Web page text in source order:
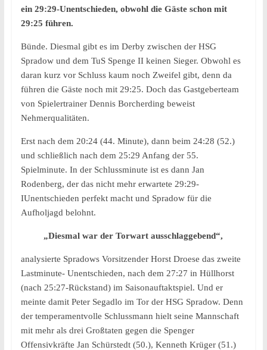
ein 29:29-Unentschieden, obwohl die Gäste schon mit
29:25 führen.
Bünde. Diesmal gibt es im Derby zwischen der HSG
Spradow und dem TuS Spenge II keinen Sieger. Obwohl es
daran kurz vor Schluss kaum noch Zweifel gibt, denn da
führen die Gäste noch mit 29:25. Doch das Gastgeberteam
von Spielertrainer Dennis Borcherding beweist
Nehmerqualitäten.
Erst nach dem 20:24 (44. Minute), dann beim 24:28 (52.)
und schließlich nach dem 25:29 Anfang der 55.
Spielminute. In der Schlussminute ist es dann Jan
Rodenberg, der das nicht mehr erwartete 29:29-
IUnentschieden perfekt macht und Spradow für die
Aufholjagd belohnt.
„Diesmal war der Torwart ausschlaggebend“,
analysierte Spradows Vorsitzender Horst Droese das zweite
Lastminute- Unentschieden, nach dem 27:27 in Hüllhorst
(nach 25:27-Rückstand) im Saisonauftaktspiel. Und er
meinte damit Peter Segadlo im Tor der HSG Spradow. Denn
der temperamentvolle Schlussmann hielt seine Mannschaft
mit mehr als drei Großtaten gegen die Spenger
Offensivkräfte Jan Schürstedt (50.), Kenneth Krüger (51.)